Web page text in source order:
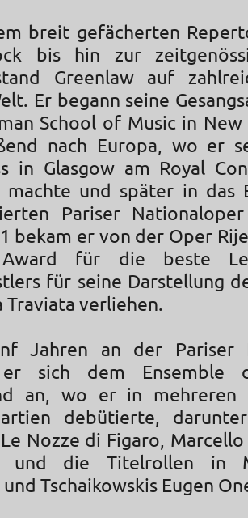
breit gefächerten
bis hin zur
Greenlaw auf
Er begann seine
School of Music in
nach Europa, wo er
in Glasgow am Royal
machte und später in das
Pariser
bekam er von der Oper
Award für die beste
für seine Darstellung
Traviata verliehen.
Jahren an der Pariser
er sich dem Ensemble
an, wo er in mehreren
debütierte,
Nozze di Figaro, Marcello
und die Titelrollen in
Tschaikowskis Eugen